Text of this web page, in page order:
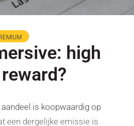
high
is koopwaardig op
een dergelijke emissie is